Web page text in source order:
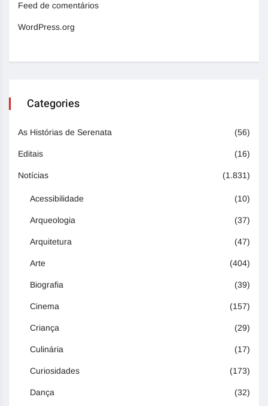
Feed de comentários
WordPress.org
Categories
As Histórias de Serenata (56)
Editais (16)
Notícias (1.831)
Acessibilidade (10)
Arqueologia (37)
Arquitetura (47)
Arte (404)
Biografia (39)
Cinema (157)
Criança (29)
Culinária (17)
Curiosidades (173)
Dança (32)